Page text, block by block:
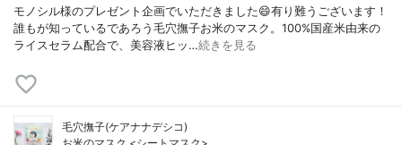
モノシル様のプレゼント企画でいただきました😄有り難うございます！
誰もが知っているであろう毛穴撫子お米のマスク。100%国産米由来の
ライスセラム配合で、美容液ヒッ…続きを見る
毛穴撫子(ケアナナデシコ)